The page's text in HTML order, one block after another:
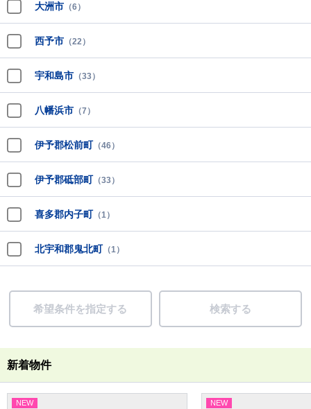
大洲市 （6）
西予市 （22）
宇和島市 （33）
八幡浜市 （7）
伊予郡松前町 （46）
伊予郡砥部町 （33）
喜多郡内子町 （1）
北宇和郡鬼北町 （1）
希望条件を指定する 検索する
新着物件
NEW NEW